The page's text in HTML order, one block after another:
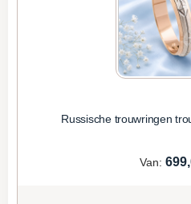
Russische trouwringen
Van: